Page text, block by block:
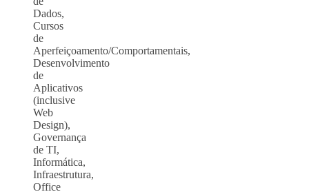
Dados,
Cursos
de
Aperfeiçoamento/Comportamentais,
Desenvolvimento
de
Aplicativos
(inclusive
Web
Design),
Governança
de TI,
Informática,
Infraestrutura,
Office